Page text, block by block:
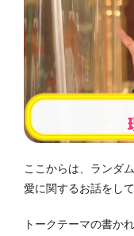
ここからは、ランダ
愛に関するお話をし
トークテーマの書か